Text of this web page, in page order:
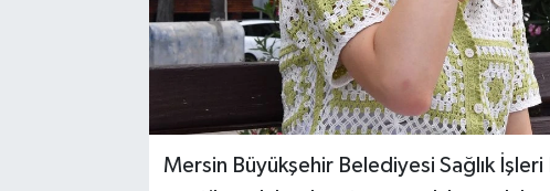
Mersin Büyükşehir Belediyesi Sağlık